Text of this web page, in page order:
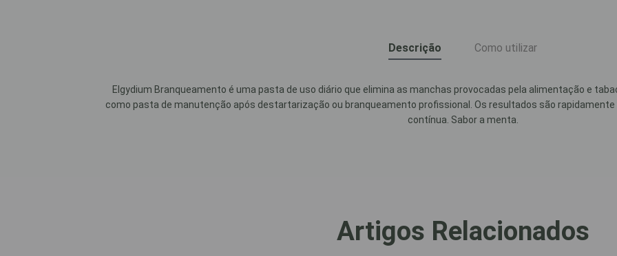
Descrição Como utilizar
Elgydium Branqueamento é uma pasta de uso diário que elimina as manchas provocadas pela alimentação e
como pasta de manutenção após destartarização ou branqueamento profissional. Os resultados são
contínua. Sabor a menta.
Artigos Relacionados